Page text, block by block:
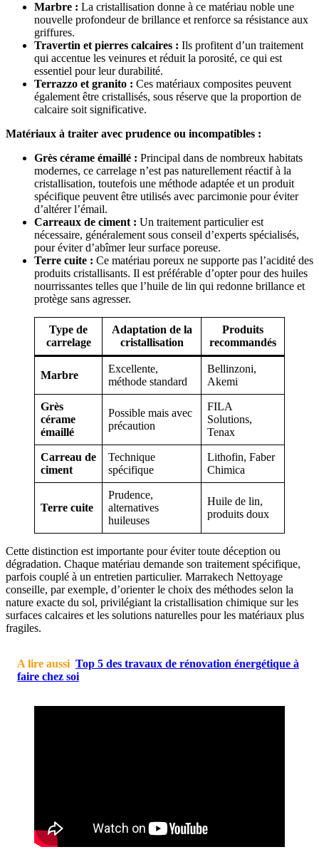
Marbre : La cristallisation donne à ce matériau noble une
nouvelle profondeur de brillance et renforce sa résistance aux
griffures.
Travertin et pierres calcaires : Ils profitent d’un traitement
qui accentue les veinures et réduit la porosité, ce qui est
essentiel pour leur durabilité.
Terrazzo et granito : Ces matériaux composites peuvent
également être cristallisés, sous réserve que la proportion de
calcaire soit significative.
Matériaux à traiter avec prudence ou incompatibles :
Grès cérame émaillé : Principal dans de nombreux habitats
modernes, ce carrelage n’est pas naturellement réactif à la
cristallisation, toutefois une méthode adaptée et un produit
spécifique peuvent être utilisés avec parcimonie pour éviter
d’altérer l’émail.
Carreaux de ciment : Un traitement particulier est
nécessaire, généralement sous conseil d’experts spécialisés,
pour éviter d’abîmer leur surface poreuse.
Terre cuite : Ce matériau poreux ne supporte pas l’acidité des
produits cristallisants. Il est préférable d’opter pour des huiles
nourrissantes telles que l’huile de lin qui redonne brillance et
protège sans agresser.
Type de
carrelage
Adaptation de la
cristallisation
Produits
recommandés
Marbre
Excellente,
méthode standard
Bellinzoni,
Akemi
Grès
cérame
émaillé
Possible mais avec
précaution
FILA
Solutions,
Tenax
Carreau de
ciment
Technique
spécifique
Lithofin, Faber
Chimica
Terre cuite
Prudence,
alternatives
huileuses
Huile de lin,
produits doux
Cette distinction est importante pour éviter toute déception ou
dégradation. Chaque matériau demande son traitement spécifique,
parfois couplé à un entretien particulier. Marrakech Nettoyage
conseille, par exemple, d’orienter le choix des méthodes selon la
nature exacte du sol, privilégiant la cristallisation chimique sur les
surfaces calcaires et les solutions naturelles pour les matériaux plus
fragiles.
A lire aussi Top 5 des travaux de rénovation énergétique à
faire chez soi